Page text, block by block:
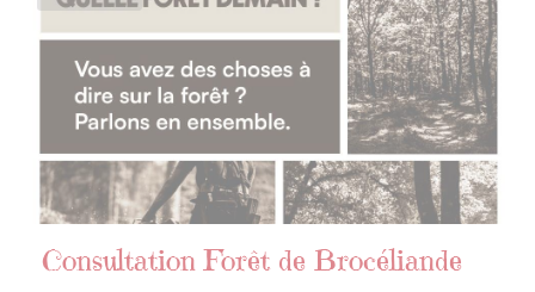
Consultation Forêt de Brocéliande